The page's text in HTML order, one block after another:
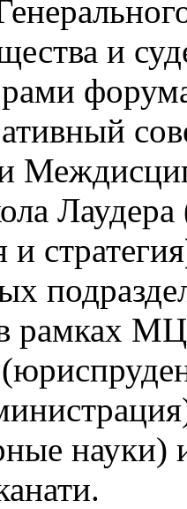
и
Лаудера
рамках